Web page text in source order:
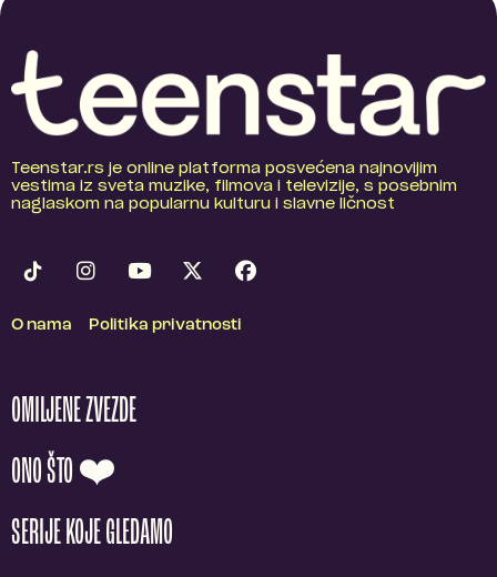
Teenstar.rs je online platforma posvećena najnovijim
vestima iz sveta muzike, filmova i televizije, s posebnim
naglaskom na popularnu kulturu i slavne ličnost
O nama Politika privatnosti
OMILJENE ZVEZDE
ONO ŠTO ❤️
SERIJE KOJE GLEDAMO